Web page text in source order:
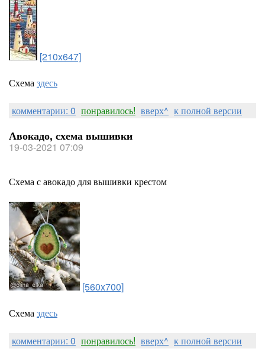
[210x647]
Схемаздесь
комментарии: 0 понравилось! вверх^ к полной версии
Авокадо, схема вышивки
19-03-2021 07:09
Схема с авокадо для вышивки крестом
[560x700]
Схемаздесь
комментарии: 0 понравилось! вверх^ к полной версии